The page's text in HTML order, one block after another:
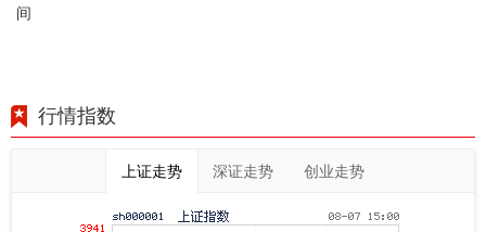
间
行情指数
上证走势 深证走势 创业走势